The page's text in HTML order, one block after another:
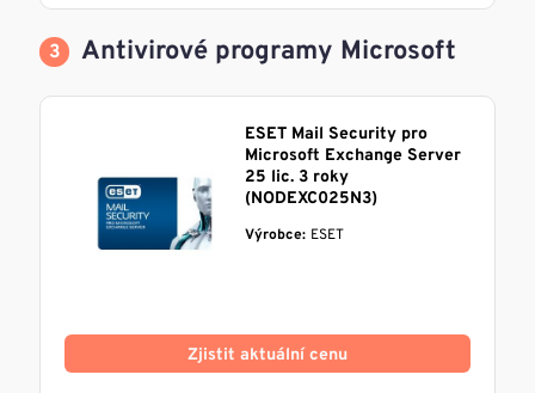
Antivirové programy Microsoft
ESET Mail Security pro
Microsoft Exchange Server
25 lic. 3 roky
(NODEXC025N3)
Výrobce: ESET
Zjistit aktuální cenu